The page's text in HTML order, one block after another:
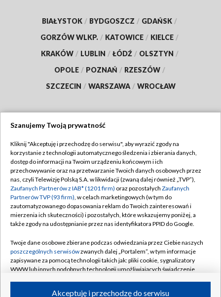
BIAŁYSTOK / BYDGOSZCZ / GDAŃSK /
GORZÓW WLKP. / KATOWICE / KIELCE /
KRAKÓW / LUBLIN / ŁÓDŹ / OLSZTYN /
OPOLE / POZNAŃ / RZESZÓW /
SZCZECIN / WARSZAWA / WROCŁAW
TVP
Abonament TVP
Emisja w TVP
Centrum informacji TVP
Naziemna Telewizja Cyfrowa
Rada Programowa
System NOS
Informacje o nadawcy
Regulamin TVP
Polityka prywatności
Moje zgody
Pomoc
Kontakt
Kanały
Szanujemy Twoją prywatność
Kliknij "Akceptuję i przechodzę do serwisu", aby wyrazić zgody na
korzystanie z technologii automatycznego śledzenia i zbierania danych,
dostęp do informacji na Twoim urządzeniu końcowym i ich
przechowywanie oraz na przetwarzanie Twoich danych osobowych przez
nas, czyli Telewizję Polską S.A. w likwidacji (zwaną dalej również „TVP”),
Zaufanych Partnerów z IAB* (1201 firm) oraz pozostałych Zaufanych
Partnerów TVP (93 firm), w celach marketingowych (w tym do
zautomatyzowanego dopasowania reklam do Twoich zainteresowań i
mierzenia ich skuteczności) i pozostałych, które wskazujemy poniżej, a
także zgody na udostępnianie przez nas identyfikatora PPID do Google.
Twoje dane osobowe zbierane podczas odwiedzania przez Ciebie naszych
poszczególnych serwisówzwanych dalej „Portalem”, w tym informacje
zapisywane za pomocą technologii takich jak: pliki cookie, sygnalizatory
WWW lub innych podobnych technologii umożliwiających świadczenie
Akceptuję i przechodzę do serwisu